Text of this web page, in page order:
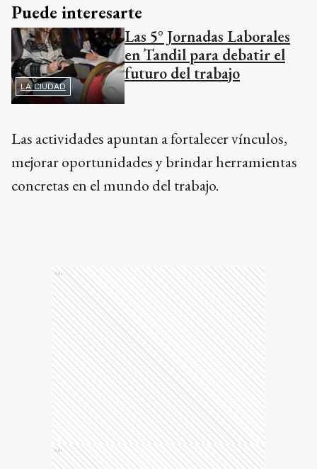
Puede interesarte
LA CIUDAD
Las 5° Jornadas Laborales
en Tandil para debatir el
futuro del trabajo
Las actividades apuntan a fortalecer vínculos,
mejorar oportunidades y brindar herramientas
concretas en el mundo del trabajo.
Ads
Ads